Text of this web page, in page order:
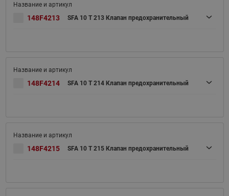
148F4213 SFA 10 T 213 Клапан предохранительный
148F4214 SFA 10 T 214 Клапан предохранительный
148F4215 SFA 10 T 215 Клапан предохранительный